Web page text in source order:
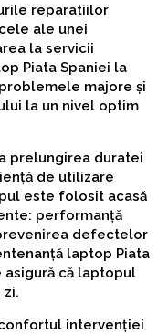
reparatiilor
ale unei
la servicii
Piata Spaniei la
majore și
la un nivel optim
prelungirea duratei
de utilizare
este folosit acasă
performanță
defectelor
laptop Piata
că laptopul
intervenției